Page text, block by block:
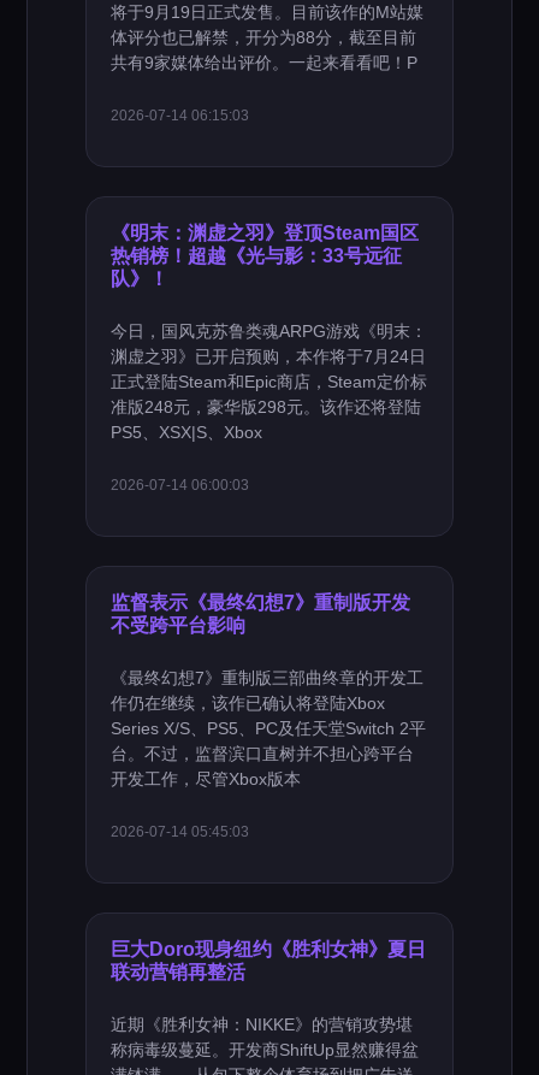
将于9月19日正式发售。目前该作的M站媒
体评分也已解禁，开分为88分，截至目前
共有9家媒体给出评价。一起来看看吧！P
2026-07-14 06:15:03
《明末：渊虚之羽》登顶Steam国区
热销榜！超越《光与影：33号远征
队》！
今日，国风克苏鲁类魂ARPG游戏《明末：
渊虚之羽》已开启预购，本作将于7月24日
正式登陆Steam和Epic商店，Steam定价标
准版248元，豪华版298元。该作还将登陆
PS5、XSX|S、Xbox
2026-07-14 06:00:03
监督表示《最终幻想7》重制版开发
不受跨平台影响
《最终幻想7》重制版三部曲终章的开发工
作仍在继续，该作已确认将登陆Xbox
Series X/S、PS5、PC及任天堂Switch 2平
台。不过，监督滨口直树并不担心跨平台
开发工作，尽管Xbox版本
2026-07-14 05:45:03
巨大Doro现身纽约《胜利女神》夏日
联动营销再整活
近期《胜利女神：NIKKE》的营销攻势堪
称病毒级蔓延。开发商ShiftUp显然赚得盆